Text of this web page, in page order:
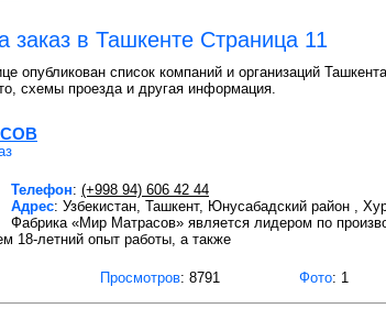
заказ в Ташкенте Страница 11
опубликован список компаний и организаций
схемы проезда и другая информация.
Телефон: (+998 94) 606 42 44
Адрес: Узбекистан, Ташкент, Юнусабадский район ,
Фабрика «Мир Матрасов» является лидером по
18-летний опыт работы, а также
Просмотров: 8791 Фото: 1